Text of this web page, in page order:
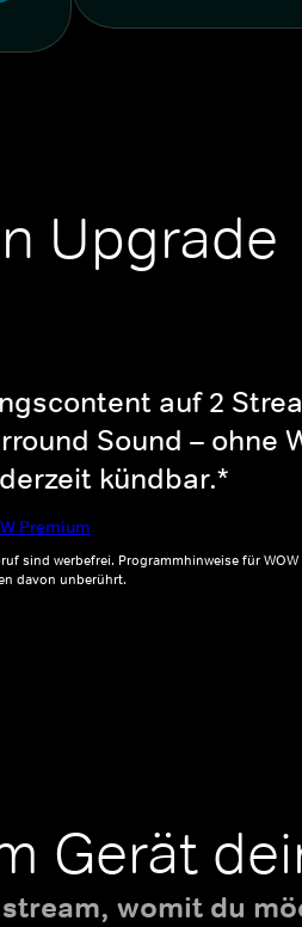
Upgrade
auf 2
Sound – ohne
kündbar.*
Premium
sind werbefrei. Programmhinweise für
davon unberührt.
Gerät
womit du